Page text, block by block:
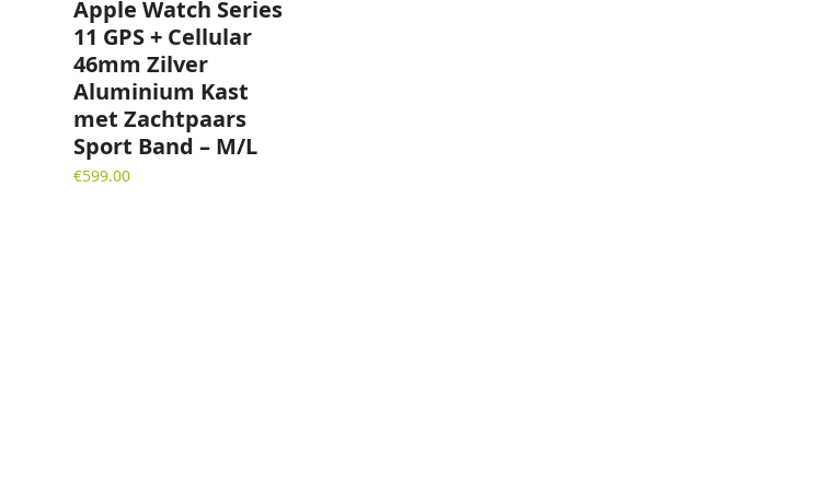
Apple Watch Series
11 GPS + Cellular
46mm Zilver
Aluminium Kast
met Zachtpaars
Sport Band – M/L
€599.00